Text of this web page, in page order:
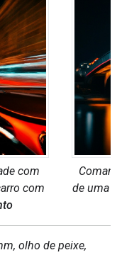
com
com
de uma
olho de peixe,